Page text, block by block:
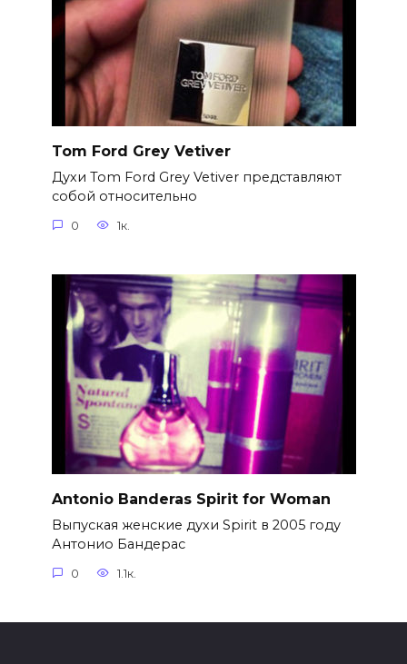
Tom Ford Grey Vetiver
Духи Tom Ford Grey Vetiver представляют
собой относительно
0 1к.
Antonio Banderas Spirit for Woman
Выпуская женские духи Spirit в 2005 году
Антонио Бандерас
0 1.1к.